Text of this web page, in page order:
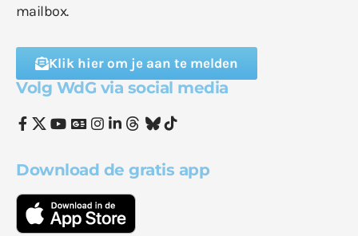
mailbox.
Klik hier om je aan te melden
Volg WdG via social media
Download de gratis app